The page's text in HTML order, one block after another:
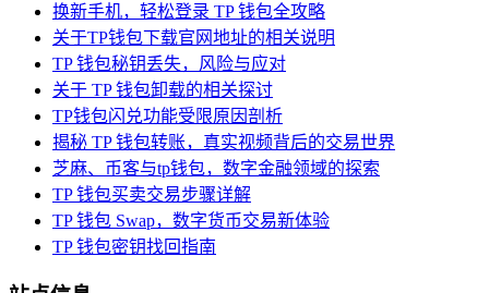
换新手机，轻松登录 TP 钱包全攻略
关于TP钱包下载官网地址的相关说明
TP 钱包秘钥丢失，风险与应对
关于 TP 钱包卸载的相关探讨
TP钱包闪兑功能受限原因剖析
揭秘 TP 钱包转账，真实视频背后的交易世界
芝麻、币客与tp钱包，数字金融领域的探索
TP 钱包买卖交易步骤详解
TP 钱包 Swap，数字货币交易新体验
TP 钱包密钥找回指南